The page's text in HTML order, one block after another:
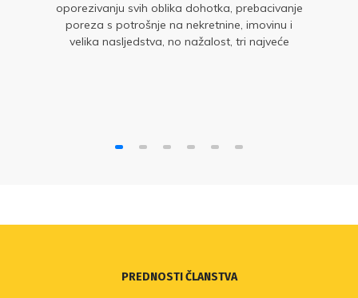
oporezivanju svih oblika dohotka, prebacivanje
poreza s potrošnje na nekretnine, imovinu i
velika nasljedstva, no nažalost, tri najveće
PREDNOSTI ČLANSTVA